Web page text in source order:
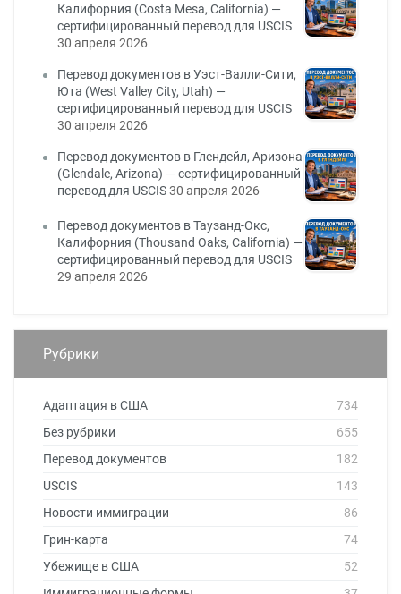
Калифорния (Costa Mesa, California) —
сертифицированный перевод для USCIS
30 апреля 2026
Перевод документов в Уэст-Валли-Сити,
Юта (West Valley City, Utah) —
сертифицированный перевод для USCIS
30 апреля 2026
Перевод документов в Глендейл, Аризона
(Glendale, Arizona) — сертифицированный
перевод для USCIS30 апреля 2026
Перевод документов в Таузанд-Окс,
Калифорния (Thousand Oaks, California) —
сертифицированный перевод для USCIS
29 апреля 2026
Рубрики
Адаптация в США
734
Без рубрики
655
Перевод документов
182
USCIS
143
Новости иммиграции
86
Грин-карта
74
Убежище в США
52